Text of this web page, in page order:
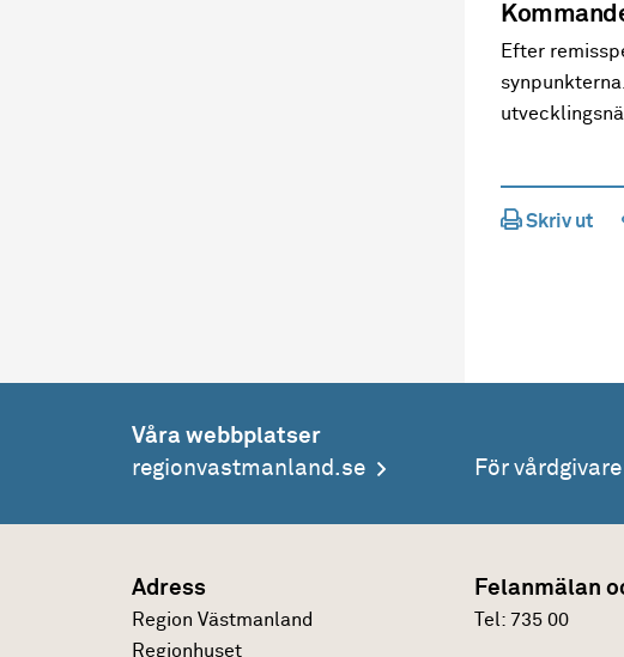
Efter
Skriv ut
Våra webbplatser
regionvastmanland.se
För
Adress
Region Västmanland
Regionhuset
Felanmälan
Tel:735 00